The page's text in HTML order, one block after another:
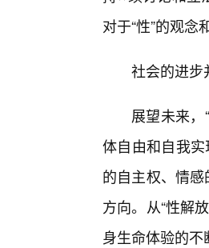
对于“性”的观念
社会的进步
展望未来
体自由和自我
的自主权、情
方向。从“性解
身生命体验的不